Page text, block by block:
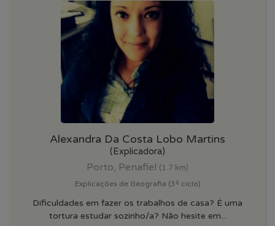
Alexandra Da Costa Lobo Martins
(Explicadora)
Porto, Penafiel (1.7 km)
Explicações de Geografia (3º ciclo)
Dificuldades em fazer os trabalhos de casa? É uma
tortura estudar sozinho/a? Não hesite em...